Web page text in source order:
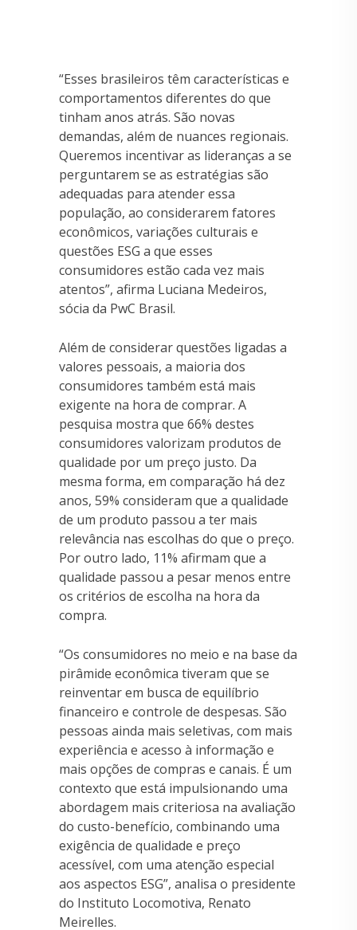
“Esses brasileiros têm características e
comportamentos diferentes do que
tinham anos atrás. São novas
demandas, além de nuances regionais.
Queremos incentivar as lideranças a se
perguntarem se as estratégias são
adequadas para atender essa
população, ao considerarem fatores
econômicos, variações culturais e
questões ESG a que esses
consumidores estão cada vez mais
atentos”, afirma Luciana Medeiros,
sócia da PwC Brasil.
Além de considerar questões ligadas a
valores pessoais, a maioria dos
consumidores também está mais
exigente na hora de comprar. A
pesquisa mostra que 66% destes
consumidores valorizam produtos de
qualidade por um preço justo. Da
mesma forma, em comparação há dez
anos, 59% consideram que a qualidade
de um produto passou a ter mais
relevância nas escolhas do que o preço.
Por outro lado, 11% afirmam que a
qualidade passou a pesar menos entre
os critérios de escolha na hora da
compra.
“Os consumidores no meio e na base da
pirâmide econômica tiveram que se
reinventar em busca de equilíbrio
financeiro e controle de despesas. São
pessoas ainda mais seletivas, com mais
experiência e acesso à informação e
mais opções de compras e canais. É um
contexto que está impulsionando uma
abordagem mais criteriosa na avaliação
do custo-benefício, combinando uma
exigência de qualidade e preço
acessível, com uma atenção especial
aos aspectos ESG”, analisa o presidente
do Instituto Locomotiva, Renato
Meirelles.